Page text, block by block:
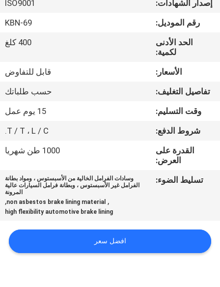
جولة
مراقبة
الجودة
اتصل
اطلب
خريطة
الموقع
إصدار الشهادات:
ISO9001
رقم الموديل:
KBN-69
الحد الأدنى
لكمية:
400 كلغ
الأسعار:
قابل للتفاوض
تفاصيل التغليف:
حسب طلباتك
وقت التسليم:
15 يوم عمل
شروط الدفع:
T / T ، L / C.
القدرة على
العرض:
1000 طن شهريا
تسليط الضوء:
وسادات الفرامل الخالية من الأسبستوس ، ومواد بطانة
الفرامل غير الأسبستوس ، وبطانة فرامل السيارات عالية
المرونة
,
non asbestos brake lining material
,
high flexibility automotive brake lining
افضل سعر